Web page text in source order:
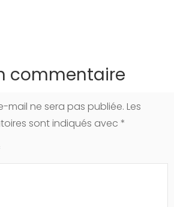
commentaire
mail ne sera pas publiée. Les
sont indiqués avec *